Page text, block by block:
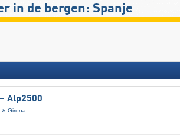
in de bergen: Spanje
Alp2500
Girona